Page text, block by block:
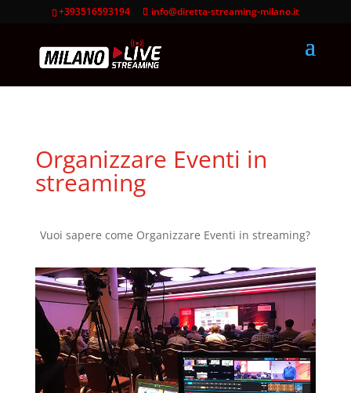
+393516593194 info@diretta-streaming-milano.it
Organizzare Eventi in
streaming
Vuoi sapere come Organizzare Eventi in streaming?